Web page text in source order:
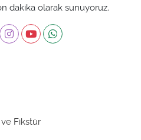
dakika olarak sunuyoruz.
Fikstür